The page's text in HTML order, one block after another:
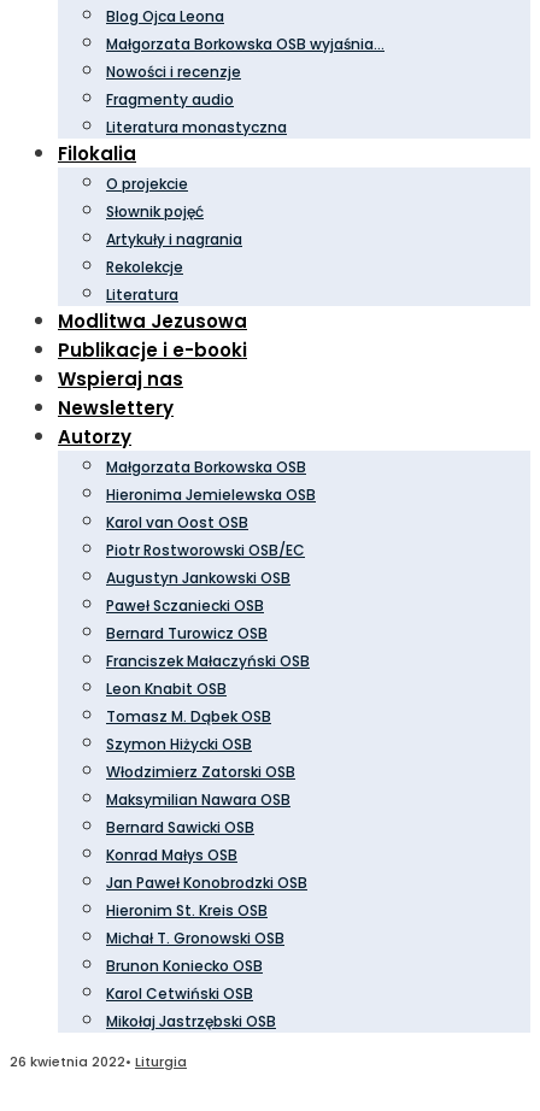
Blog Ojca Leona
Małgorzata Borkowska OSB wyjaśnia…
Nowości i recenzje
Fragmenty audio
Literatura monastyczna
Filokalia
O projekcie
Słownik pojęć
Artykuły i nagrania
Rekolekcje
Literatura
Modlitwa Jezusowa
Publikacje i e-booki
Wspieraj nas
Newslettery
Autorzy
Małgorzata Borkowska OSB
Hieronima Jemielewska OSB
Karol van Oost OSB
Piotr Rostworowski OSB/EC
Augustyn Jankowski OSB
Paweł Sczaniecki OSB
Bernard Turowicz OSB
Franciszek Małaczyński OSB
Leon Knabit OSB
Tomasz M. Dąbek OSB
Szymon Hiżycki OSB
Włodzimierz Zatorski OSB
Maksymilian Nawara OSB
Bernard Sawicki OSB
Konrad Małys OSB
Jan Paweł Konobrodzki OSB
Hieronim St. Kreis OSB
Michał T. Gronowski OSB
Brunon Koniecko OSB
Karol Cetwiński OSB
Mikołaj Jastrzębski OSB
26 kwietnia 2022• Liturgia